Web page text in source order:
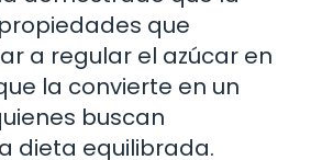
que
a regular el azúcar en
la convierte en un
buscan
dieta equilibrada.